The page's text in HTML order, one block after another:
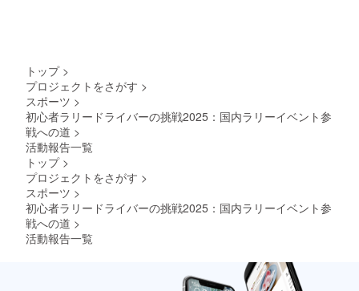
トップ >
プロジェクトをさがす >
スポーツ >
初心者ラリードライバーの挑戦2025：国内ラリーイベント参
戦への道 >
活動報告一覧
トップ >
プロジェクトをさがす >
スポーツ >
初心者ラリードライバーの挑戦2025：国内ラリーイベント参
戦への道 >
活動報告一覧